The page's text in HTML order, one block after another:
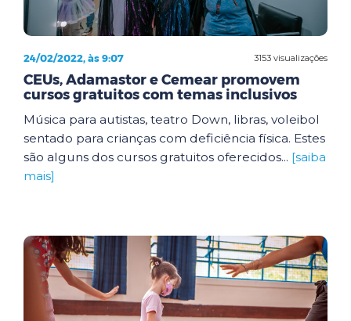
3153 visualizações
24/02/2022, às 9:07
CEUs, Adamastor e Cemear promovem
cursos gratuitos com temas inclusivos
Música para autistas, teatro Down, libras, voleibol
sentado para crianças com deficiência física. Estes
são alguns dos cursos gratuitos oferecidos... [saiba
mais]